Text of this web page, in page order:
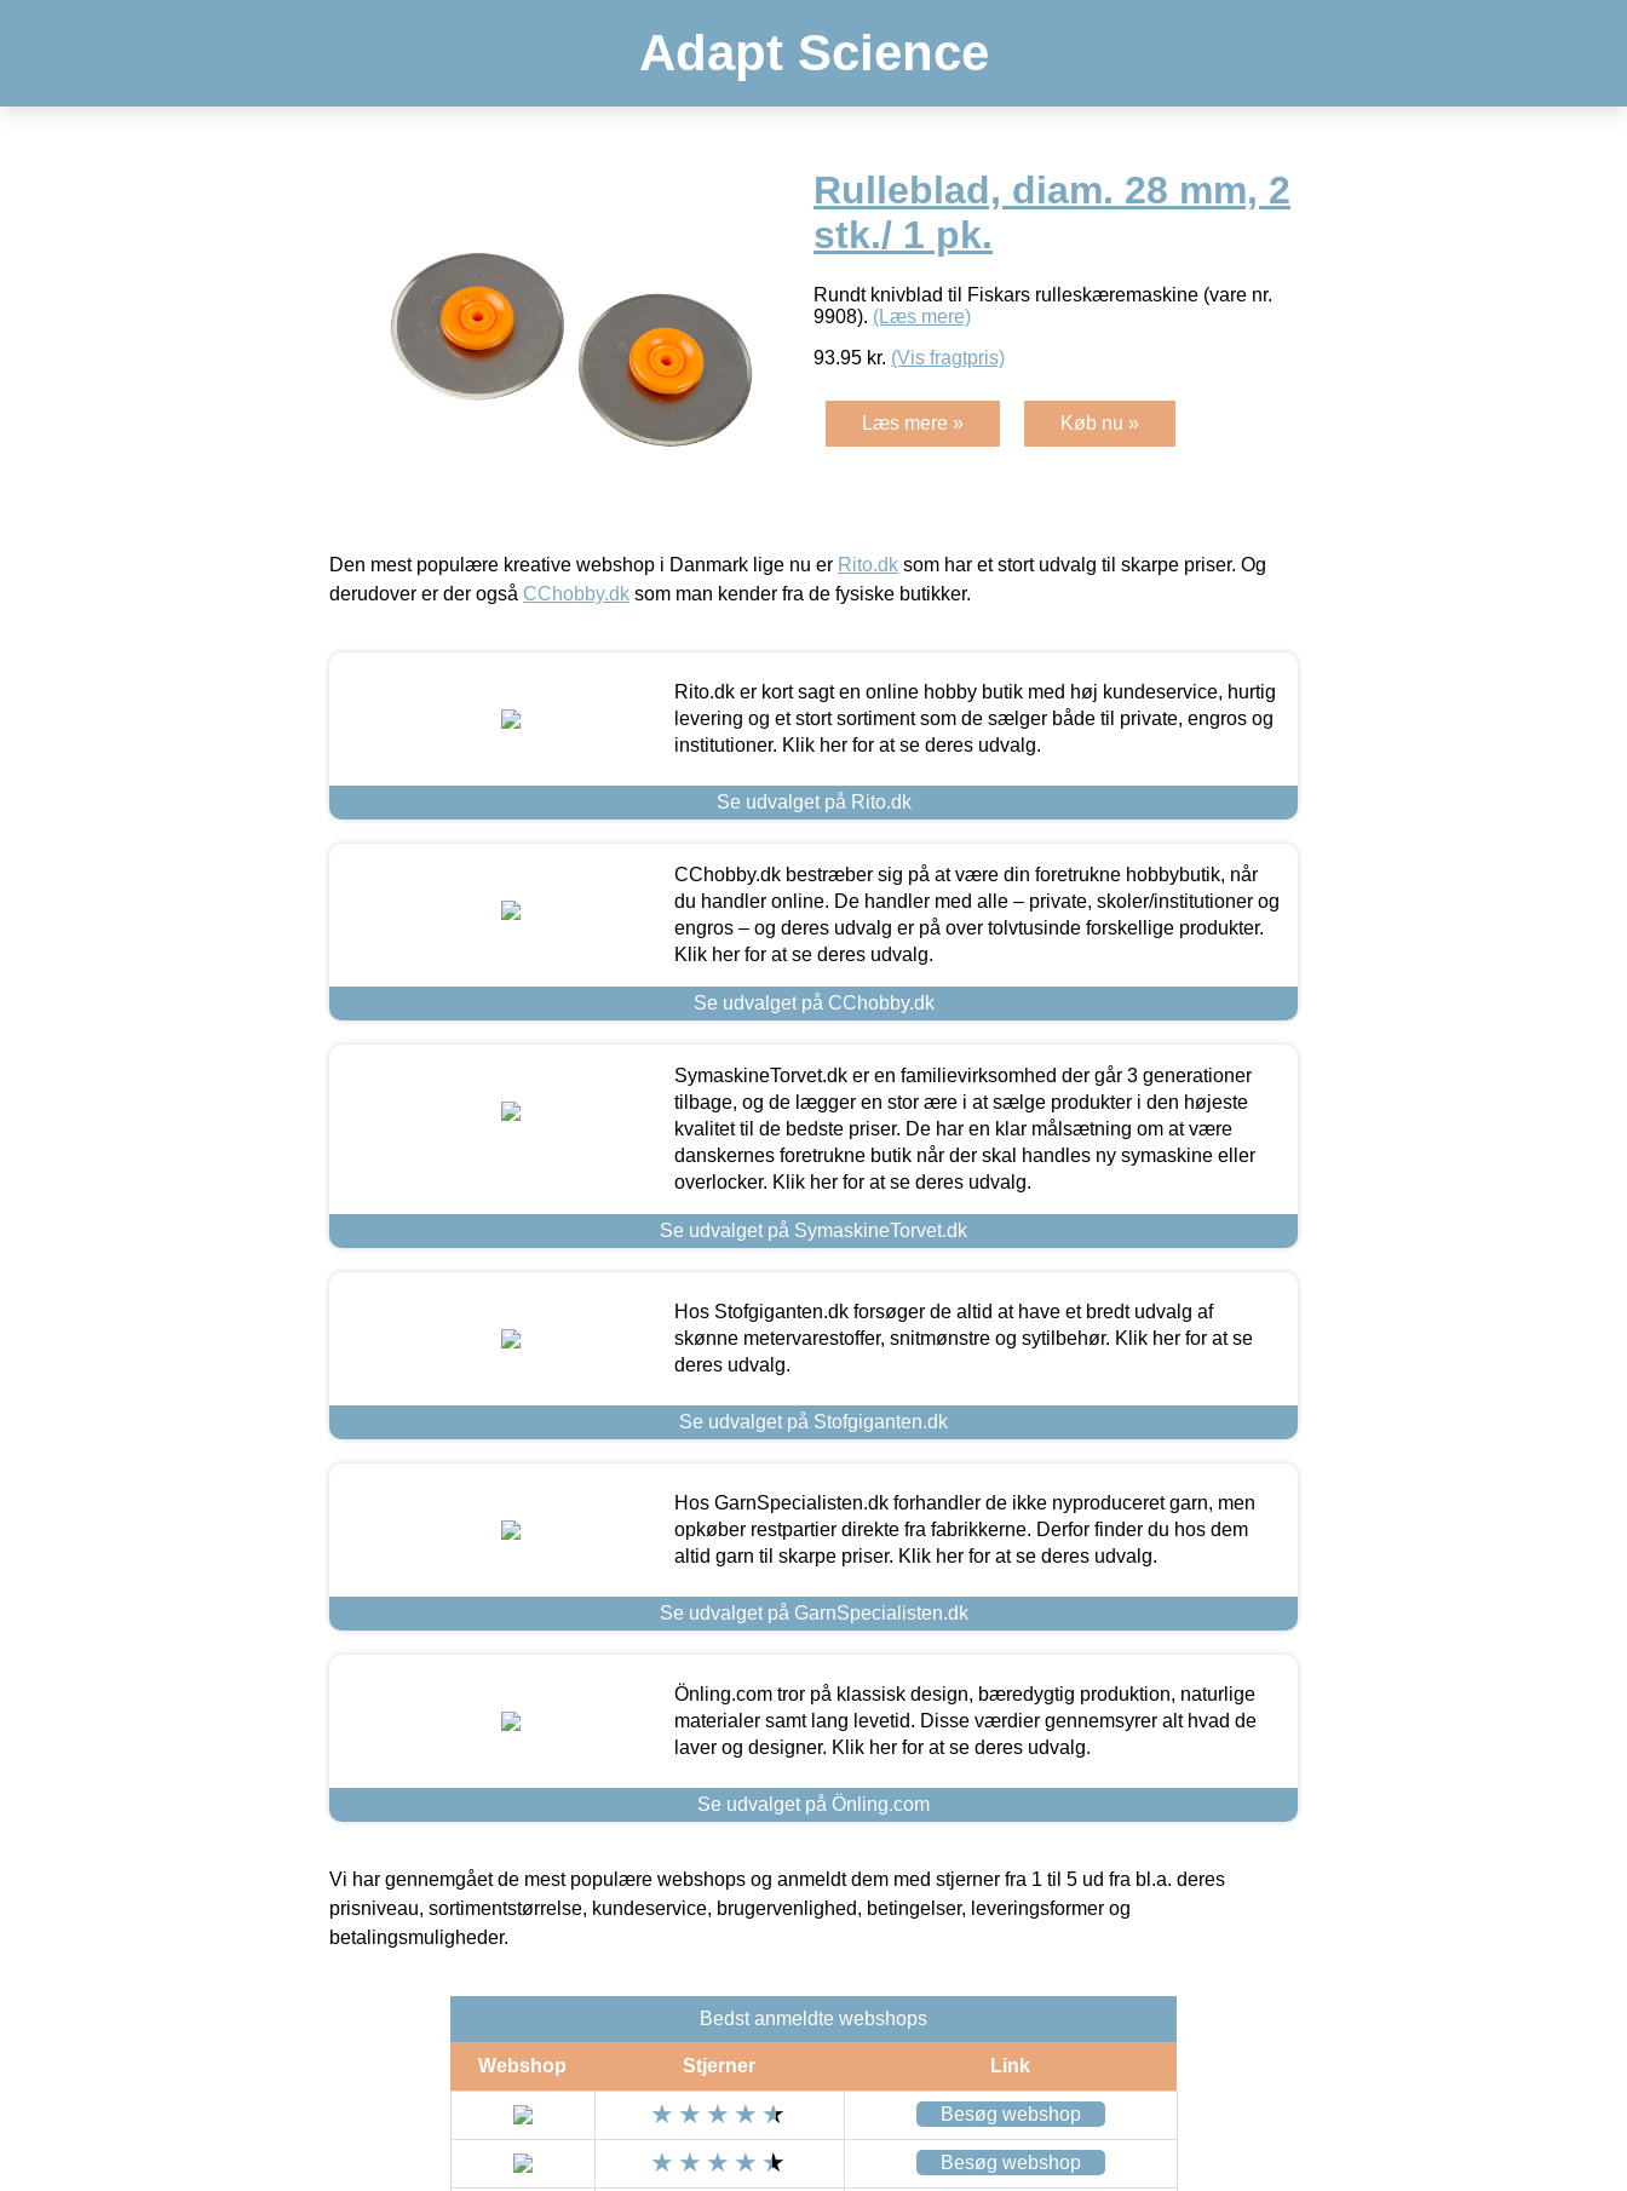
Adapt Science
Rulleblad, diam. 28 mm, 2
stk./ 1 pk.
Rundt knivblad til Fiskars rulleskæremaskine (vare nr.
9908). (Læs mere)
93.95 kr. (Vis fragtpris)
Læs mere » Køb nu »
Den mest populære kreative webshop i Danmark lige nu er Rito.dk som har et stort udvalg til skarpe priser. Og
derudover er der også CChobby.dk som man kender fra de fysiske butikker.
Rito.dk er kort sagt en online hobby butik med høj kundeservice, hurtig
levering og et stort sortiment som de sælger både til private, engros og
institutioner. Klik her for at se deres udvalg.
Se udvalget på Rito.dk
CChobby.dk bestræber sig på at være din foretrukne hobbybutik, når
du handler online. De handler med alle – private, skoler/institutioner og
engros – og deres udvalg er på over tolvtusinde forskellige produkter.
Klik her for at se deres udvalg.
Se udvalget på CChobby.dk
SymaskineTorvet.dk er en familievirksomhed der går 3 generationer
tilbage, og de lægger en stor ære i at sælge produkter i den højeste
kvalitet til de bedste priser. De har en klar målsætning om at være
danskernes foretrukne butik når der skal handles ny symaskine eller
overlocker. Klik her for at se deres udvalg.
Se udvalget på SymaskineTorvet.dk
Hos Stofgiganten.dk forsøger de altid at have et bredt udvalg af
skønne metervarestoffer, snitmønstre og sytilbehør. Klik her for at se
deres udvalg.
Se udvalget på Stofgiganten.dk
Hos GarnSpecialisten.dk forhandler de ikke nyproduceret garn, men
opkøber restpartier direkte fra fabrikkerne. Derfor finder du hos dem
altid garn til skarpe priser. Klik her for at se deres udvalg.
Se udvalget på GarnSpecialisten.dk
Önling.com tror på klassisk design, bæredygtig produktion, naturlige
materialer samt lang levetid. Disse værdier gennemsyrer alt hvad de
laver og designer. Klik her for at se deres udvalg.
Se udvalget på Önling.com
Vi har gennemgået de mest populære webshops og anmeldt dem med stjerner fra 1 til 5 ud fra bl.a. deres
prisniveau, sortimentstørrelse, kundeservice, brugervenlighed, betingelser, leveringsformer og
betalingsmuligheder.
Bedst anmeldte webshops
Webshop Stjerner Link
Besøg webshop
Besøg webshop